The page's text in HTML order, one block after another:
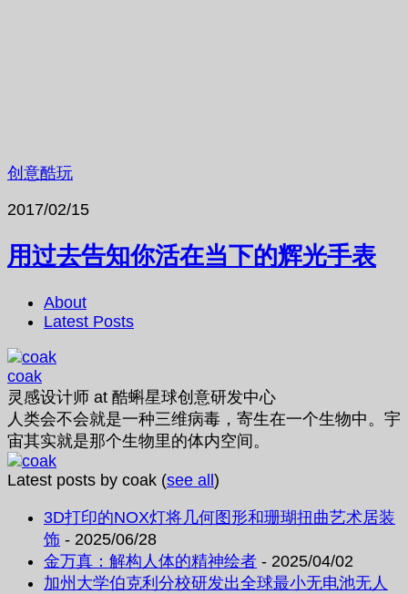
创意酷玩
2017/02/15
用过去告知你活在当下的辉光手表
About
Latest Posts
coak
灵感设计师 at 酷蝌星球创意研发中心
人类会不会就是一种三维病毒，寄生在一个生物中。宇
宙其实就是那个生物里的体内空间。
Latest posts by coak (see all)
3D打印的NOX灯将几何图形和珊瑚扭曲艺术居装
饰 - 2025/06/28
金万真：解构人体的精神绘者 - 2025/04/02
加州大学伯克利分校研发出全球最小无电池无人